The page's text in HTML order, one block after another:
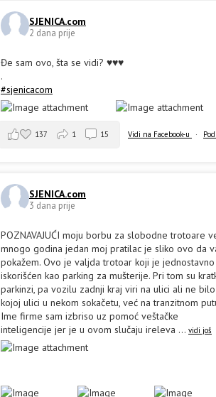
SJENICA.com
2 dana prije
Đe sam ovo, šta se vidi? ♥️♥️♥️
.
#sjenicacom
Vidi na Facebook-u ·
137 1 15
SJENICA.com
3 dana prije
POZNAVAJUĆI moju borbu za slobodne trotoare
mnogo godina jedan moj pratilac je sliko ovo da
pokažem. Ovo je valjda trotoar koji je jednostavno
iskorišćen kao parking za mušterije. Pri tom su
parkinzi, pa vozilu zadnji kraj viri na ulici ali ne bilo
kojoj ulici u nekom sokačetu, već na tranzitnom
Ime firme sam izbriso uz pomoć veštačke
inteligencije jer je u ovom slučaju ireleva ... vidi još